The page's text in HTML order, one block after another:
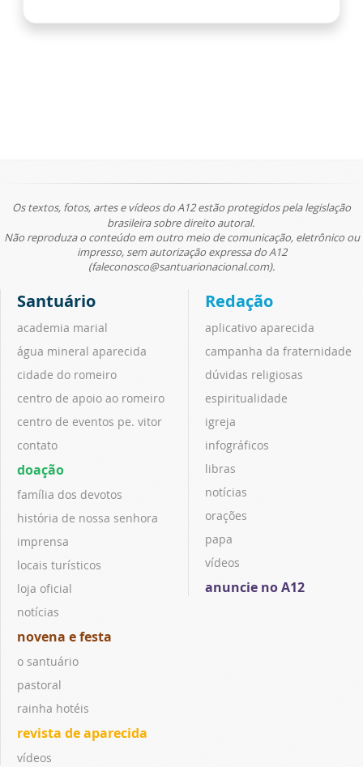
Os textos, fotos, artes e vídeos do A12 estão protegidos pela legislação
brasileira sobre direito autoral.
Não reproduza o conteúdo em outro meio de comunicação, eletrônico ou
impresso, sem autorização expressa do A12
(faleconosco@santuarionacional.com).
Santuário
academia marial
água mineral aparecida
cidade do romeiro
centro de apoio ao romeiro
centro de eventos pe. vitor
contato
doação
família dos devotos
história de nossa senhora
imprensa
locais turísticos
loja oficial
notícias
novena e festa
o santuário
pastoral
rainha hotéis
revista de aparecida
vídeos
Redação
aplicativo aparecida
campanha da fraternidade
dúvidas religiosas
espiritualidade
igreja
infográficos
libras
notícias
orações
papa
vídeos
anuncie no A12